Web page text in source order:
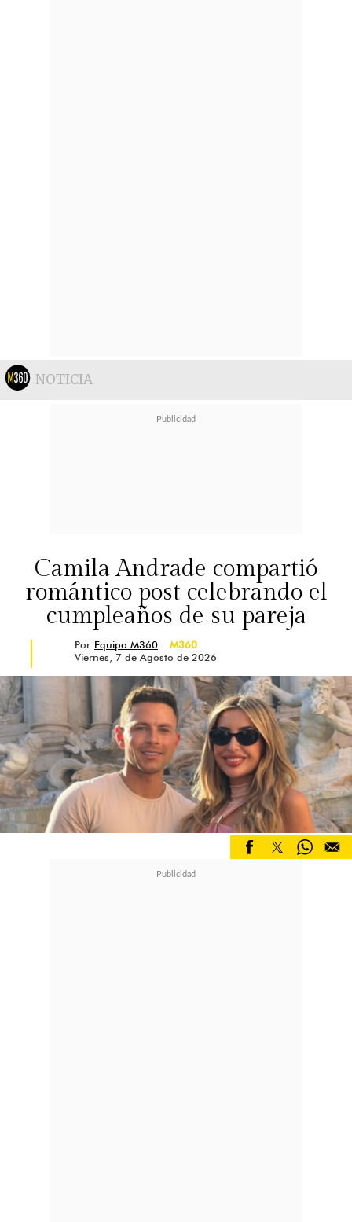
NOTICIA
Camila Andrade compartió
romántico post celebrando el
cumpleaños de su pareja
Por Equipo M360
M360
Viernes, 7 de Agosto de 2026